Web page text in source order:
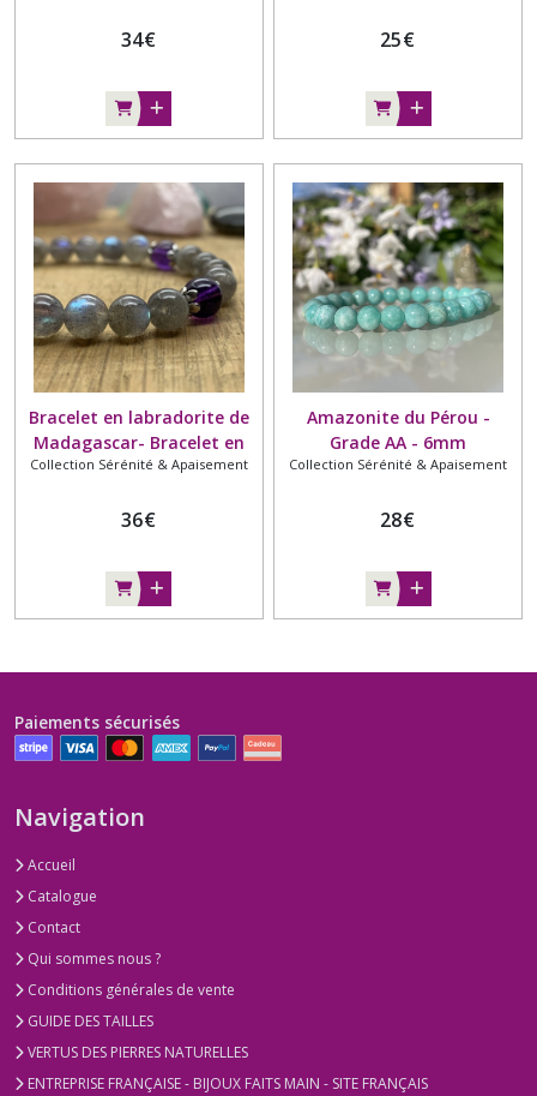
34€ 25€
Bracelet en labradorite de
Madagascar- Bracelet en
perles naturelles -
Améthyste, grade AA+ -
- Protection et apaisement
Collection Sérénité & Apaisement
36€
Amazonite du Pérou -
Grade AA - 6mm
Collection Sérénité & Apaisement
28€
Paiements sécurisés
Navigation
Accueil
Catalogue
Contact
Qui sommes nous ?
Conditions générales de vente
GUIDE DES TAILLES
VERTUS DES PIERRES NATURELLES
ENTREPRISE FRANÇAISE - BIJOUX FAITS MAIN - SITE FRANÇAIS